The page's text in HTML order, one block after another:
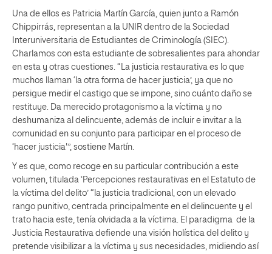
Una de ellos es Patricia Martín García, quien junto a Ramón
Chippirrás, representan a la UNIR dentro de la Sociedad
Interuniversitaria de Estudiantes de Criminología (SIEC).
Charlamos con esta estudiante de sobresalientes para ahondar
en esta y otras cuestiones. “La justicia restaurativa es lo que
muchos llaman ‘la otra forma de hacer justicia’, ya que no
persigue medir el castigo que se impone, sino cuánto daño se
restituye. Da merecido protagonismo a la víctima y no
deshumaniza al delincuente, además de incluir e invitar a la
comunidad en su conjunto para participar en el proceso de
‘hacer justicia'”, sostiene Martín.
Y es que, como recoge en su particular contribución a este
volumen, titulada ‘Percepciones restaurativas en el Estatuto de
la víctima del delito’ “la justicia tradicional, con un elevado
rango punitivo, centrada principalmente en el delincuente y el
trato hacia este, tenía olvidada a la víctima. El paradigma de la
Justicia Restaurativa defiende una visión holística del delito y
pretende visibilizar a la víctima y sus necesidades, midiendo así